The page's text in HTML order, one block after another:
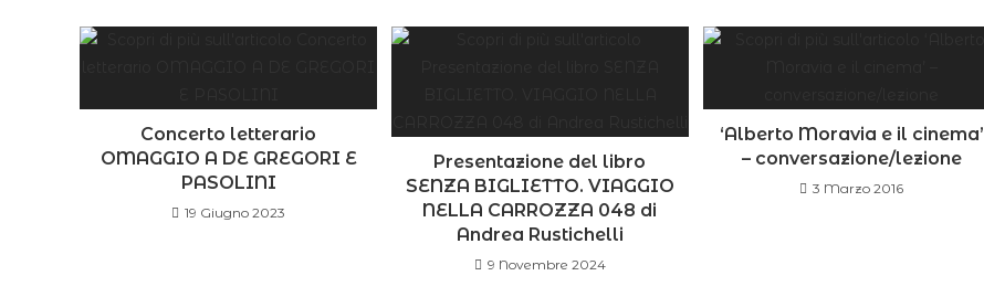
Concerto letterario
OMAGGIO A DE GREGORI E
PASOLINI
19 Giugno 2023
Presentazione del libro
SENZA BIGLIETTO. VIAGGIO
NELLA CARROZZA 048 di
Andrea Rustichelli
9 Novembre 2024
‘Alberto Moravia e il cinema’
– conversazione/lezione
3 Marzo 2016